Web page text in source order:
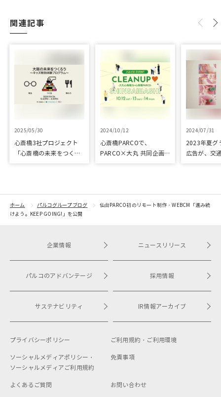
関連記事
2025/05/30
心斎橋3社プロジェクト
「心斎橋の未来をつくろ
2024/10/12
心斎橋PARCOで、
PARCO×大丸 共同企画
開催！
2024/07/31
2023年夏グ
広告が、交
ホーム パルコグループブログ
仙台PARCO初のリモート制作・WEBCM「進み続
けよう。KEEP GOING!」を公開
企業情報
パルコのアドバンテージ
サステナビリティ
ニュースリリース
採用情報
IR情報アーカイブ
プライバシーポリシー ご利用規約・ ご利用環境
ソーシャルメディアポリシー・
ソーシャルメディアご利用規約
免責事項
よくあるご質問 お問い合わせ